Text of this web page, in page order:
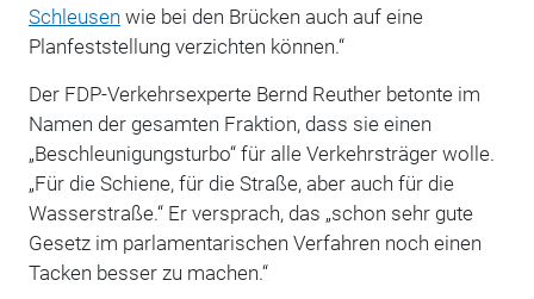
Schleusen wie bei den Brücken auch auf eine
Planfeststellung verzichten können.“
Der FDP-Verkehrsexperte Bernd Reuther betonte im
Namen der gesamten Fraktion, dass sie einen
„Beschleunigungsturbo“ für alle Verkehrsträger wolle.
„Für die Schiene, für die Straße, aber auch für die
Wasserstraße.“ Er versprach, das „schon sehr gute
Gesetz im parlamentarischen Verfahren noch einen
Tacken besser zu machen.“